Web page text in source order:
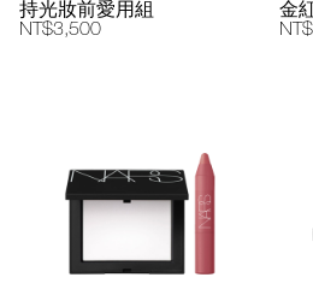
持光妝前愛用組
NT$3,500
金